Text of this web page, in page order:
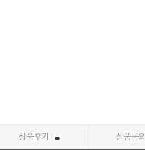
상품후기 상품문의